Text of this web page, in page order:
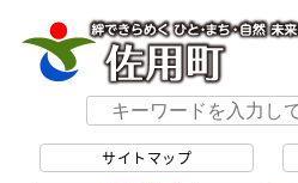
サイトマップ